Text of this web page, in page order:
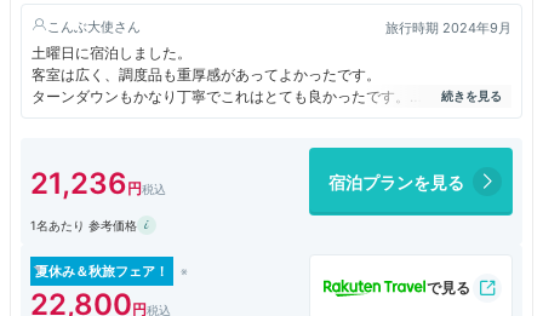
こんぶ大使 旅行時期 2024年9月
土曜日に宿泊しました。
客室は広く、調度品も重厚感があってよかったです。
ターンダウンもかなり丁寧でこれはとても良かったです。
ただ、ほかは気になったっ点も多くあります。
勝手に取りに行っている人もいましたが、チェックインを待たせている間
やチェックイン時に出すと良いのではと思います。ロビーフロアにはスタ
ッフも多いのですが、立っているだけでの人が多いのはかなり残念。ウェ
フラダンスショーの案内もなかったです。プールが別料金なので、このフ
ランダンスショーくらいしかハワイらしさはないのに？？？
21,236 宿泊プランを見る
1名あたり 参考価格
夏休み＆秋旅フェア！
22,800